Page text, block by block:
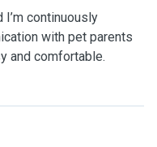
I’m continuously
with pet parents
and comfortable.